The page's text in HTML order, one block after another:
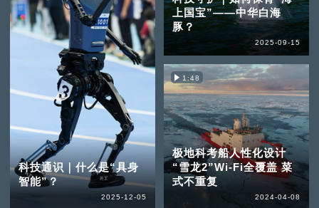
科技通识｜什么是“具身
智能”？
2025-12-05
上国宝”——中华白海
豚？
2025-09-15
1:48
极地科考船人性化设计
“雪龙2”Wi-Fi全覆盖 菜
式不重复
2024-04-08